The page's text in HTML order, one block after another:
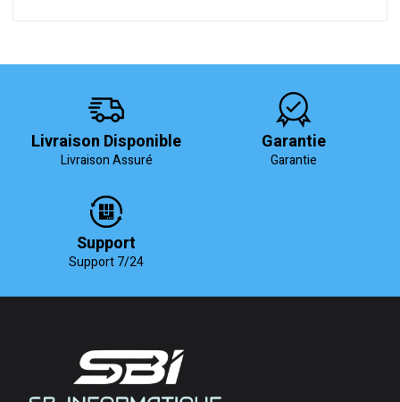
Livraison Disponible
Livraison Assuré
Garantie
Garantie
Support
Support 7/24